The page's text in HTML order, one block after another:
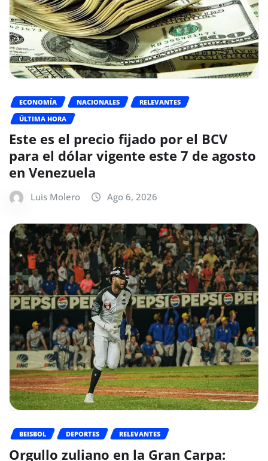
ECONOMÍA NACIONALES
RELEVANTES
ÚLTIMA HORA
Este es el precio fijado por el BCV
para el dólar vigente este 7 de agosto
en Venezuela
Luis Molero Ago 6, 2026
BEISBOL DEPORTES RELEVANTES
Orgullo zuliano en la Gran Carpa: